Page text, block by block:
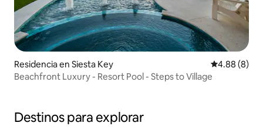
Residencia en Siesta Key Calificación
4.88 (8)
Beachfront Luxury - Resort Pool - Steps to Village
Destinos para explorar